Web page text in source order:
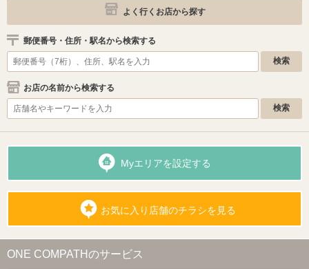
よく行くお店から探す
郵便番号・住所・駅名から検索する
お店の名前から検索する
Myエリアを設定する
お気に入り店舗のチラシを見る
ONE COMPATHのサービス